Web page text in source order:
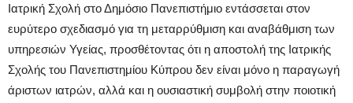
Ιατρική Σχολή στο Δημόσιο Πανεπιστήμιο εντάσσεται στον
ευρύτερο σχεδιασμό για τη μεταρρύθμιση και αναβάθμιση των
υπηρεσιών Υγείας, προσθέτοντας ότι η αποστολή της Ιατρικής
Σχολής του Πανεπιστημίου Κύπρου δεν είναι μόνο η παραγωγή
άριστων ιατρών, αλλά και η ουσιαστική συμβολή στην ποιοτική